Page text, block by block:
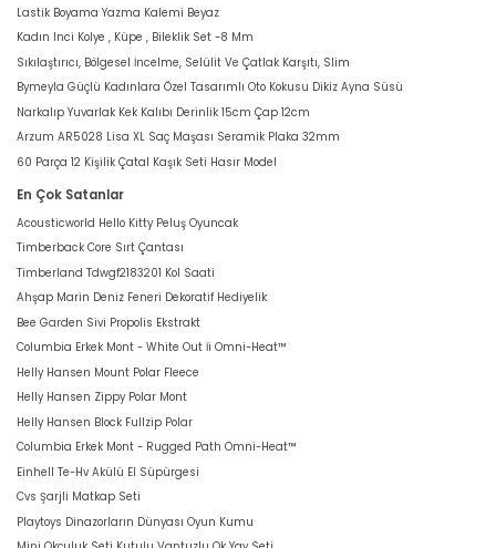
Lastik Boyama Yazma Kalemi Beyaz
Kadın Inci Kolye , Küpe , Bileklik Set -8 Mm
Sıkılaştırıcı, Bölgesel İncelme, Selülit Ve Çatlak Karşıtı, Slim
Bymeyla Güçlü Kadınlara Özel Tasarımlı Oto Kokusu Dikiz Ayna Süsü
Narkalıp Yuvarlak Kek Kalıbı Derinlik 15cm Çap 12cm
Arzum AR5028 Lisa XL Saç Maşası Seramik Plaka 32mm
60 Parça 12 Kişilik Çatal Kaşık Seti Hasır Model
En Çok Satanlar
Acousticworld Hello Kitty Peluş Oyuncak
Timberback Core Sırt Çantası
Timberland Tdwgf2183201 Kol Saati
Ahşap Marin Deniz Feneri Dekoratif Hediyelik
Bee Garden Sivi Propolis Ekstrakt
Columbia Erkek Mont - White Out İi Omni-Heat™
Helly Hansen Mount Polar Fleece
Helly Hansen Zippy Polar Mont
Helly Hansen Block Fullzip Polar
Columbia Erkek Mont - Rugged Path Omni-Heat™
Einhell Te-Hv Akülü El Süpürgesi
Cvs Şarjli Matkap Seti
Playtoys Dinazorların Dünyası Oyun Kumu